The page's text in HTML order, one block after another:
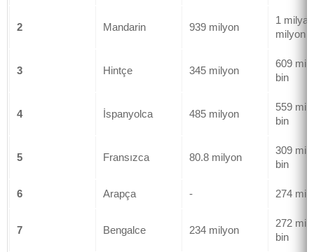
2 Mandarin 939 milyon
1 milyar
milyon
3 Hintçe 345 milyon
609
bin
4 İspanyolca 485 milyon
559
bin
5 Fransızca 80.8 milyon
309
bin
6 Arapça - 274
7 Bengalce 234 milyon
272
bin